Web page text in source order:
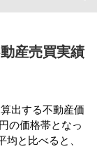
産売買実績
出する不動産価
の価格帯となっ
と比べると、